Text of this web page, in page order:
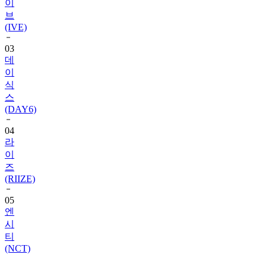
(IVE)
03
데
이
식
스
(DAY6)
04
라
이
즈
(RIIZE)
05
엔
시
티
(NCT)
06